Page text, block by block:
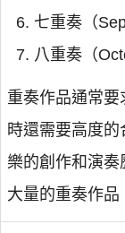
七重奏（
八重奏（
重奏作品通常要
時還需要高度
樂的創作和演
大量的重奏作品